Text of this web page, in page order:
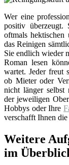
Wer eine
positiv überzeugt.
oftmals
das Reinigen
Sie endlich wieder
Roman lesen
wartet. Jeder freut
ob Mieter oder
nicht länger selbst
der jeweiligen
Hobbys oder Ihre
verschafft Ihnen
Weitere
im